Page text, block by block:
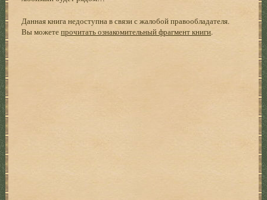
Данная книга недоступна в связи с жалобой правообладателя.
Вы можетепрочитать ознакомительный фрагмент книги.